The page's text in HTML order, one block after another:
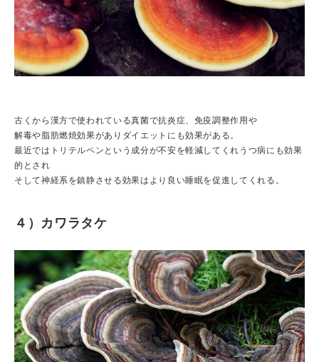
古くから漢方で使われている真菌で抗炎症、免疫調整作用や
解毒や脂肪燃焼効果がありダイエットにも効果がある。
最近ではトリテルペンという成分が不安を軽減してくれうつ病にも効果
的とされ
そして神経系を鎮静させる効果はより良い睡眠を促進してくれる。
４）カワラタケ